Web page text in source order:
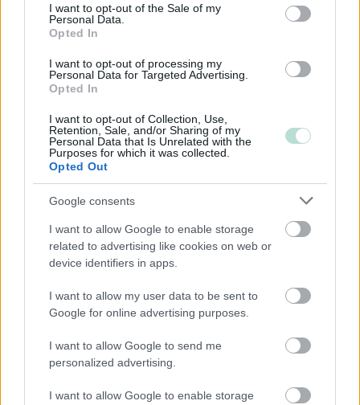
consent section.
I want to opt-out of the Sale of my
Personal Data.
Opted In
I want to opt-out of processing my
Personal Data for Targeted Advertising.
Opted In
I want to opt-out of Collection, Use,
Retention, Sale, and/or Sharing of my
Personal Data that Is Unrelated with the
Purposes for which it was collected.
Opted Out
Google consents
I want to allow Google to enable storage
related to advertising like cookies on web or
device identifiers in apps.
I want to allow my user data to be sent to
Google for online advertising purposes.
I want to allow Google to send me
personalized advertising.
I want to allow Google to enable storage
Yksityinen osakeyhtiö
Julkinen osakeyhtiö
Toimiala
Informaatio ja viestintä
Kansainvälisten organisaatioiden ja toimielinten
toiminta
Kiinteistöalan toiminta
Kuljetusliike­toiminta
Majoitus- ja ravitsemistoiminta
Palveluliiketoiminta
Rakentaminen
Terveys- ja sosiaalipalvelut